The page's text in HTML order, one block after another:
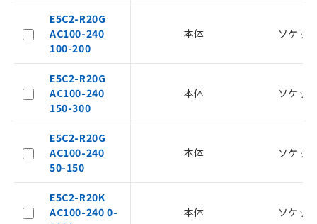
E5C2-R20G
AC100-240
100-200
本体 ソケッ
E5C2-R20G
AC100-240
150-300
本体 ソケッ
E5C2-R20G
AC100-240
50-150
本体 ソケッ
E5C2-R20K
AC100-240 0-
本体 ソケッ
記
号
説明
○ 一定数以上の在庫あり
△
－
在庫なし(最新の在庫状況につ
いては、お客様のお取引先、ま
機器販売店・当社販売員にご確
認ください)
記載している更新日時点での社内デー
タに基づき作成されるものであり、閲
覧された時点での実際の在庫および標
準価格とは異なる場合があることをご
了承ください。
正式な納期状況および標準価格はお客
様のお取引先、またはお客様担当のオ
ムロン制御機器販売店・当社販売員に
ご相談ください。
オムロン制御機器販売店や当社販売拠
点は「
販売ネットワーク
ください。
在庫状況および標準価格結果を当社の
事前の承諾なく第三者に漏洩または開
示しないようお願いします。